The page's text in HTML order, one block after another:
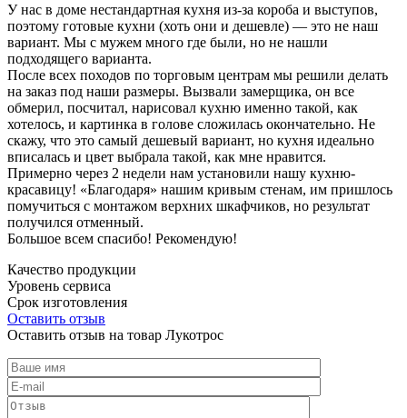
У нас в доме нестандартная кухня из-за короба и выступов,
поэтому готовые кухни (хоть они и дешевле) — это не наш
вариант. Мы с мужем много где были, но не нашли
подходящего варианта.
После всех походов по торговым центрам мы решили делать
на заказ под наши размеры. Вызвали замерщика, он все
обмерил, посчитал, нарисовал кухню именно такой, как
хотелось, и картинка в голове сложилась окончательно. Не
скажу, что это самый дешевый вариант, но кухня идеально
вписалась и цвет выбрала такой, как мне нравится.
Примерно через 2 недели нам установили нашу кухню-
красавицу! «Благодаря» нашим кривым стенам, им пришлось
помучиться с монтажом верхних шкафчиков, но результат
получился отменный.
Большое всем спасибо! Рекомендую!
Качество продукции
Уровень сервиса
Срок изготовления
Оставить отзыв
Оставить отзыв на товар Лукотрос